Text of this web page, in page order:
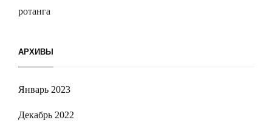
ротанга
АРХИВЫ
Январь 2023
Декабрь 2022